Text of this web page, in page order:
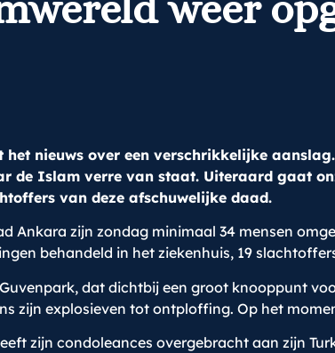
nieuws over een verschrikkelijke
de Islam verre van staat. Uiteraard gaat
van deze afschuwelijke daad.
Ankara zijn zondag minimaal 34 mensen
behandeld in het ziekenhuis, 19
dat dichtbij een groot knooppunt
zijn explosieven tot ontploffing. Op het
zijn condoleances overgebracht aan zijn